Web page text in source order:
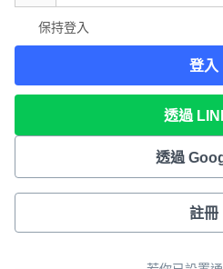
保持登入
登入
透過
透過
註冊